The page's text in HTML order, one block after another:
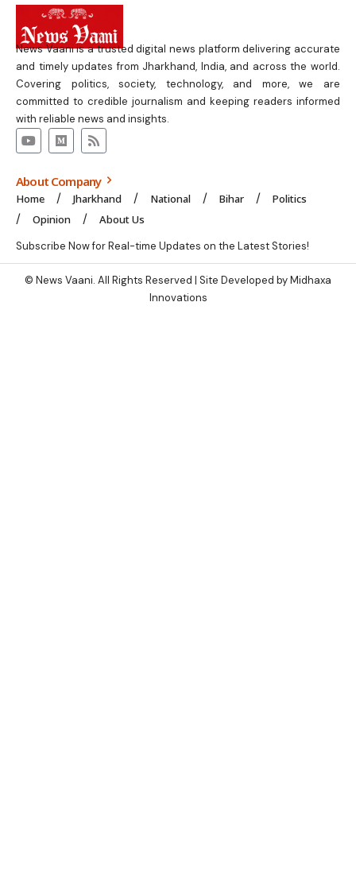
News Vaani is a trusted digital news platform delivering accurate
and timely updates from Jharkhand, India, and across the world.
Covering politics, society, technology, and more, we are
committed to credible journalism and keeping readers informed
with reliable news and insights.
About Company
Home Jharkhand National Bihar
Politics
Opinion
About Us
Subscribe Now for Real-time Updates on the Latest Stories!
© News Vaani. All Rights Reserved | Site Developed by Midhaxa
Innovations